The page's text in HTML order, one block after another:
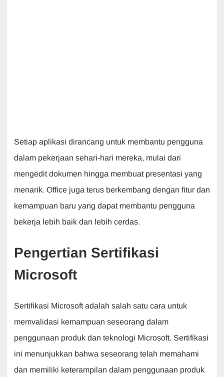
Setiap aplikasi dirancang untuk membantu pengguna
dalam pekerjaan sehari-hari mereka, mulai dari
mengedit dokumen hingga membuat presentasi yang
menarik. Office juga terus berkembang dengan fitur dan
kemampuan baru yang dapat membantu pengguna
bekerja lebih baik dan lebih cerdas.
Pengertian Sertifikasi
Microsoft
Sertifikasi Microsoft adalah salah satu cara untuk
memvalidasi kemampuan seseorang dalam
penggunaan produk dan teknologi Microsoft. Sertifikasi
ini menunjukkan bahwa seseorang telah memahami
dan memiliki keterampilan dalam penggunaan produk